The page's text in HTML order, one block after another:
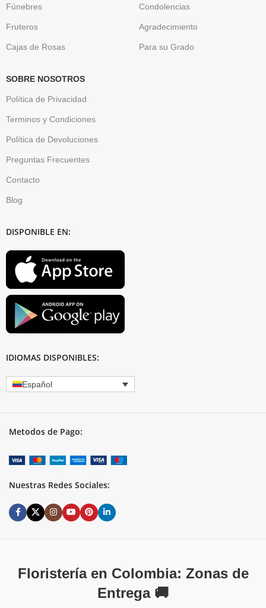
Fúnebres
Fruteros
Cajas de Rosas
Condolencias
Agradecimiento
Para su Grado
SOBRE NOSOTROS
Política de Privacidad
Terminos y Condiciones
Política de Devoluciones
Preguntas Frecuentes
Contacto
Blog
DISPONIBLE EN:
IDIOMAS DISPONIBLES:
Español
Metodos de Pago:
Nuestras Redes Sociales:
Floristería en Colombia: Zonas de
Entrega 🚚